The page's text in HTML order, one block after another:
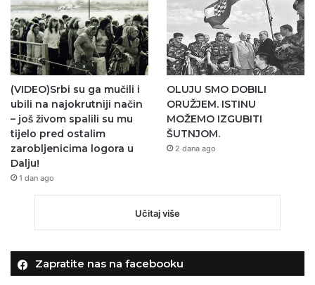
(VIDEO)Srbi su ga mučili i
ubili na najokrutniji način
– još živom spalili su mu
tijelo pred ostalim
zarobljenicima logora u
Dalju!
1 dan ago
OLUJU SMO DOBILI
ORUŽJEM. ISTINU
MOŽEMO IZGUBITI
ŠUTNJOM.
2 dana ago
Učitaj više
Zapratite nas na facebooku